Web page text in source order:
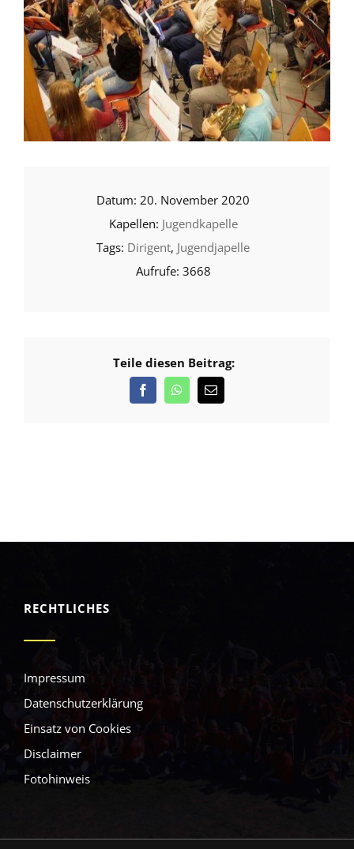
20. November 2020
Jugendkapelle
Dirigent, Jugendjapelle
3668
Teile diesen Beitrag:
RECHTLICHES
Impressum
Datenschutzerklärung
Einsatz von Cookies
Disclaimer
Fotohinweis